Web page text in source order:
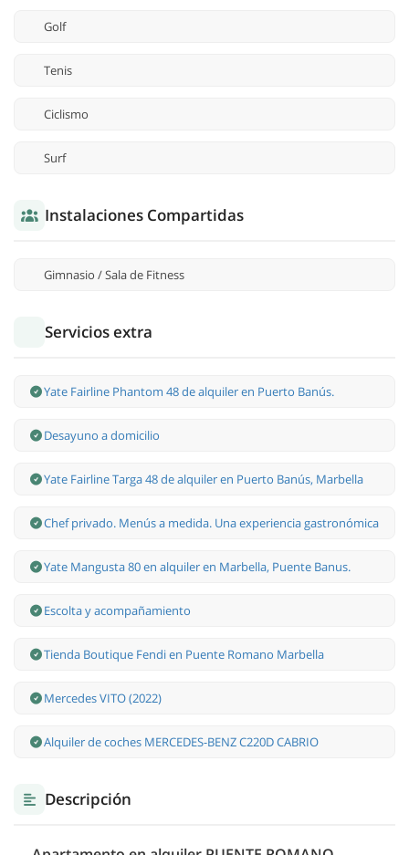
Golf
Tenis
Ciclismo
Surf
Instalaciones Compartidas
Gimnasio / Sala de Fitness
Servicios extra
Yate Fairline Phantom 48 de alquiler en Puerto Banús.
Desayuno a domicilio
Yate Fairline Targa 48 de alquiler en Puerto Banús, Marbella
Chef privado. Menús a medida. Una experiencia gastronómica
Yate Mangusta 80 en alquiler en Marbella, Puente Banus.
Escolta y acompañamiento
Tienda Boutique Fendi en Puente Romano Marbella
Mercedes VITO (2022)
Alquiler de coches MERCEDES-BENZ C220D CABRIO
Descripción